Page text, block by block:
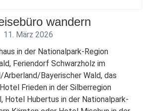
wandern
11. März 2026
in der Nationalpark-Region
Feriendorf Schwarzholz im
Bayerischer Wald, das
Frieden in der Silberregion
Hotel Hubertus in der Nationalpark-